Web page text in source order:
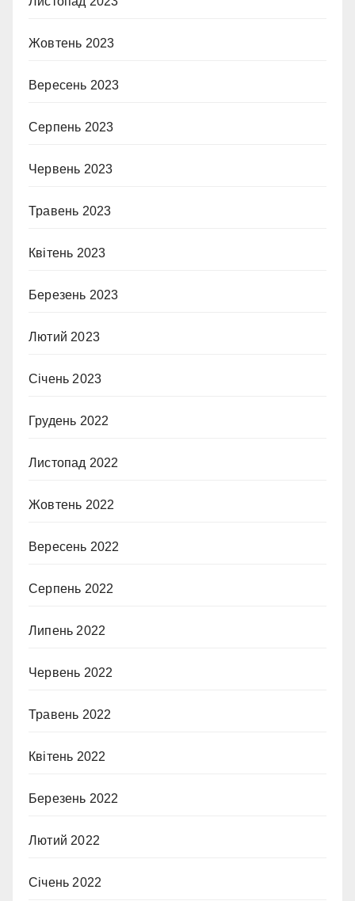
Жовтень 2023
Вересень 2023
Серпень 2023
Червень 2023
Травень 2023
Квітень 2023
Березень 2023
Лютий 2023
Січень 2023
Грудень 2022
Листопад 2022
Жовтень 2022
Вересень 2022
Серпень 2022
Липень 2022
Червень 2022
Травень 2022
Квітень 2022
Березень 2022
Лютий 2022
Січень 2022